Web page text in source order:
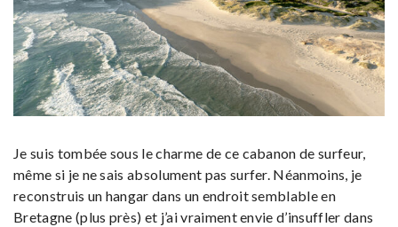
Je suis tombée sous le charme de ce cabanon de surfeur,
même si je ne sais absolument pas surfer. Néanmoins, je
reconstruis un hangar dans un endroit semblable en
Bretagne (plus près) et j’ai vraiment envie d’insuffler dans